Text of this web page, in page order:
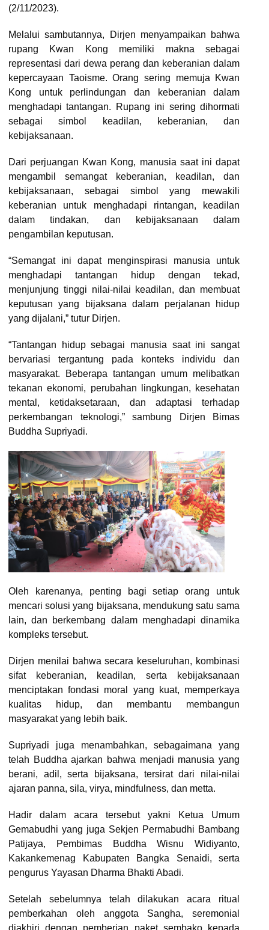
(2/11/2023).
Melalui sambutannya, Dirjen menyampaikan bahwa
rupang Kwan Kong memiliki makna sebagai
representasi dari dewa perang dan keberanian dalam
kepercayaan Taoisme. Orang sering memuja Kwan
Kong untuk perlindungan dan keberanian dalam
menghadapi tantangan. Rupang ini sering dihormati
sebagai simbol keadilan, keberanian, dan
kebijaksanaan.
Dari perjuangan Kwan Kong, manusia saat ini dapat
mengambil semangat keberanian, keadilan, dan
kebijaksanaan, sebagai simbol yang mewakili
keberanian untuk menghadapi rintangan, keadilan
dalam tindakan, dan kebijaksanaan dalam
pengambilan keputusan.
“Semangat ini dapat menginspirasi manusia untuk
menghadapi tantangan hidup dengan tekad,
menjunjung tinggi nilai-nilai keadilan, dan membuat
keputusan yang bijaksana dalam perjalanan hidup
yang dijalani,” tutur Dirjen.
“Tantangan hidup sebagai manusia saat ini sangat
bervariasi tergantung pada konteks individu dan
masyarakat. Beberapa tantangan umum melibatkan
tekanan ekonomi, perubahan lingkungan, kesehatan
mental, ketidaksetaraan, dan adaptasi terhadap
perkembangan teknologi,” sambung Dirjen Bimas
Buddha Supriyadi.
Oleh karenanya, penting bagi setiap orang untuk
mencari solusi yang bijaksana, mendukung satu sama
lain, dan berkembang dalam menghadapi dinamika
kompleks tersebut.
Dirjen menilai bahwa secara keseluruhan, kombinasi
sifat keberanian, keadilan, serta kebijaksanaan
menciptakan fondasi moral yang kuat, memperkaya
kualitas hidup, dan membantu membangun
masyarakat yang lebih baik.
Supriyadi juga menambahkan, sebagaimana yang
telah Buddha ajarkan bahwa menjadi manusia yang
berani, adil, serta bijaksana, tersirat dari nilai-nilai
ajaran panna, sila, virya, mindfulness, dan metta.
Hadir dalam acara tersebut yakni Ketua Umum
Gemabudhi yang juga Sekjen Permabudhi Bambang
Patijaya, Pembimas Buddha Wisnu Widiyanto,
Kakankemenag Kabupaten Bangka Senaidi, serta
pengurus Yayasan Dharma Bhakti Abadi.
Setelah sebelumnya telah dilakukan acara ritual
pemberkahan oleh anggota Sangha, seremonial